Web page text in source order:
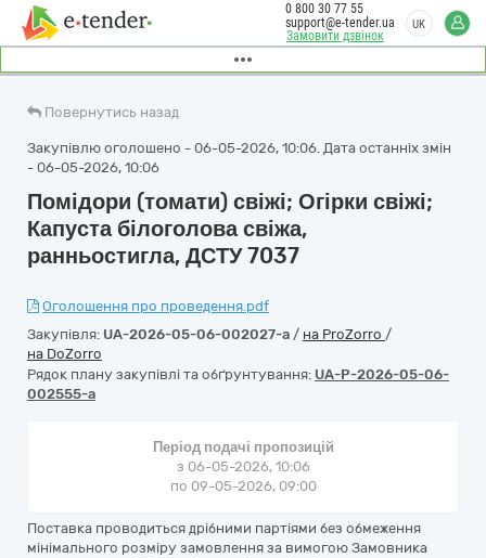
Замовити дзвінок
0 800 30 77 55
support@e-tender.ua
UK
Повернутись назад
Закупівлю оголошено - 06-05-2026, 10:06. Дата останніх змін
- 06-05-2026, 10:06
Помідори (томати) свіжі; Огірки свіжі;
Капуста білоголова свіжа,
ранньостигла, ДСТУ 7037
Оголошення про проведення.pdf
Закупівля: UA-2026-05-06-002027-a / на ProZorro /
на DoZorro
Рядок плану закупівлі та обґрунтування: UA-P-2026-05-06-
002555-a
Період подачі пропозицій
з 06-05-2026, 10:06
по 09-05-2026, 09:00
Поставка проводиться дрібними партіями без обмеження
мінімального розміру замовлення за вимогою Замовника